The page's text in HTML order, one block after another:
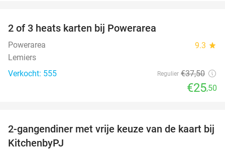
2 of 3 heats karten bij Powerarea
Powerarea 9.3 star
Lemiers
Verkocht: 555
Regulier €37,50
€25,50
23%
2-gangendiner met vrije keuze van de kaart bij
KitchenbyPJ